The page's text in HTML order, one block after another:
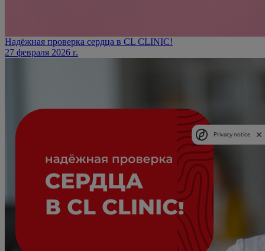
Надёжная проверка сердца в CL CLINIC!
27 февраля 2026 г.
Privacy notice